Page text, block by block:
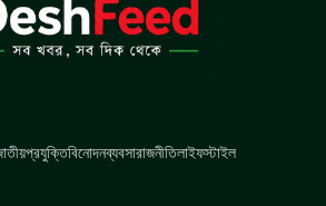
প্রযুক্তিবিনোদনব্যবসারাজনীতিলাইফস্টাইল